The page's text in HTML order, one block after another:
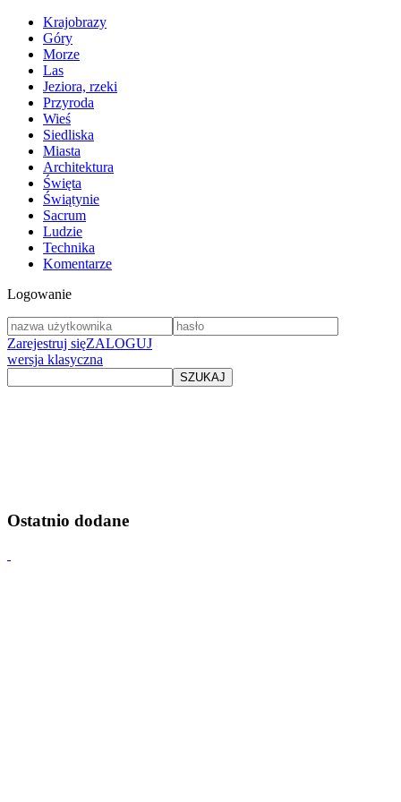
Krajobrazy
Góry
Morze
Las
Jeziora, rzeki
Przyroda
Wieś
Siedliska
Miasta
Architektura
Święta
Świątynie
Sacrum
Ludzie
Technika
Komentarze
Logowanie
Zarejestruj sięZALOGUJ
wersja klasyczna
Ostatnio dodane